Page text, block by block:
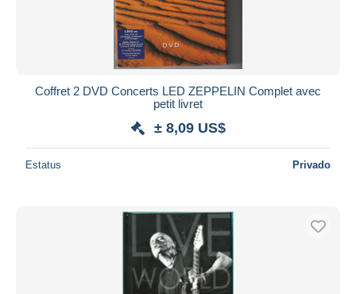
Coffret 2 DVD Concerts LED ZEPPELIN Complet avec
petit livret
± 8,09 US$
Estatus Privado